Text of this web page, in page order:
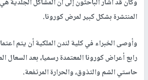
وكان قد أشار الباحثون إلى أن المشاكل الجلدية
المنتشرة بشكل كبير لمرض كورونا.
وأوصى الخبراء في كلية لندن الملكية أن يتم
رابع أعراض كورونا المعتمدة رسميا، بعد السعال
حاستي الشم والتذوق، والحرارة المرتفعة.